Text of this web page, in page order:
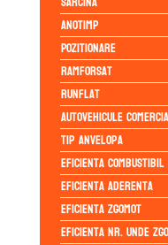
Anotimp
Pozitionare
Ramforsat
Runflat
Autovehicule
Tip anvelopa
Eficienta Combustibil
Eficienta Aderenta
Eficienta Zgomot
Eficienta Nr. Unde